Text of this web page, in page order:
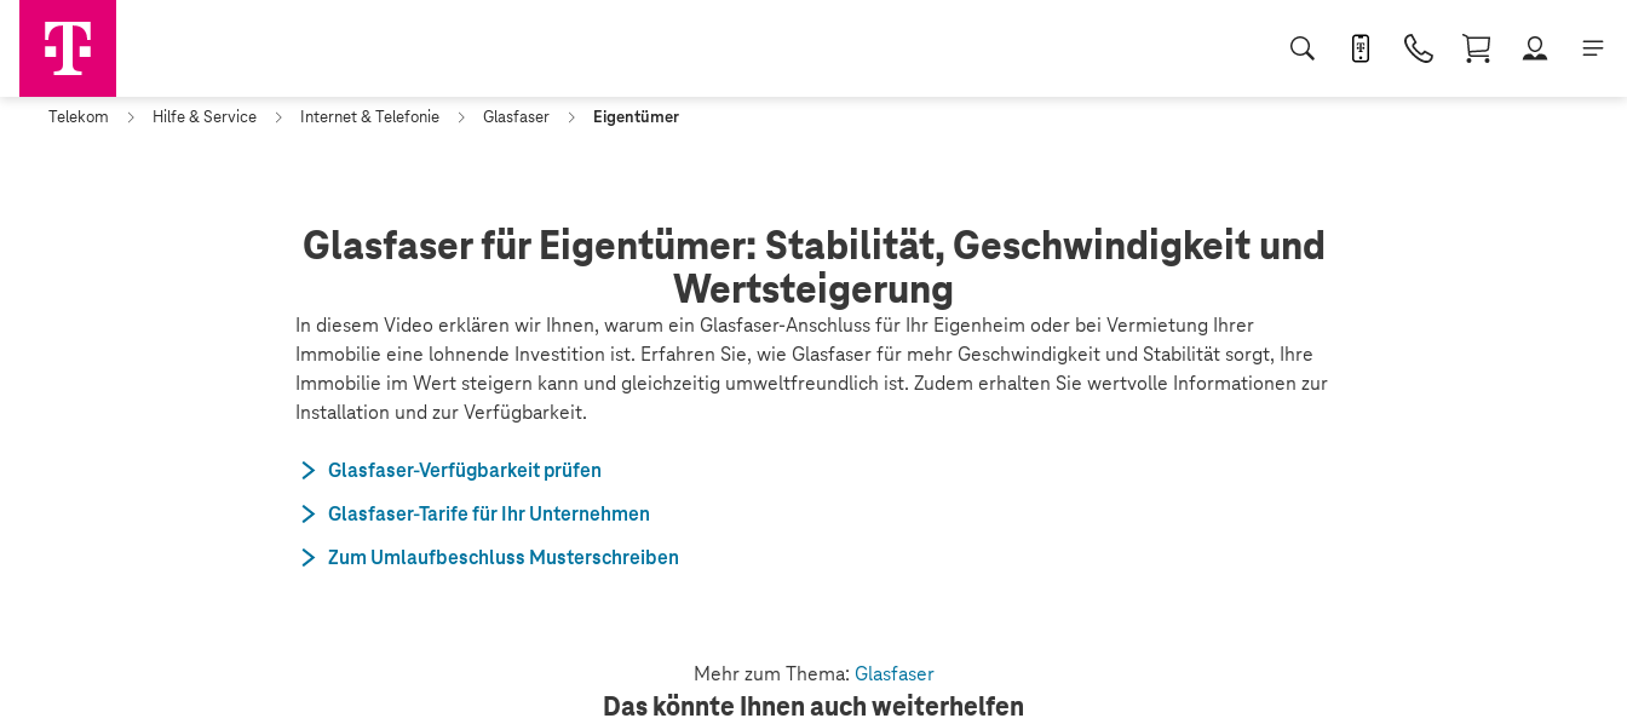
Telekom Hilfe & Service Internet & Telefonie Glasfaser Eigentümer
Glasfaser für Eigentümer: Stabilität, Geschwindigkeit und
Wertsteigerung
In diesem Video erklären wir Ihnen, warum ein Glasfaser-Anschluss für Ihr Eigenheim oder bei Vermietung Ihrer
Immobilie eine lohnende Investition ist. Erfahren Sie, wie Glasfaser für mehr Geschwindigkeit und Stabilität sorgt, Ihre
Immobilie im Wert steigern kann und gleichzeitig umweltfreundlich ist. Zudem erhalten Sie wertvolle Informationen zur
Installation und zur Verfügbarkeit.
Glasfaser-Verfügbarkeit prüfen
Glasfaser-Tarife für Ihr Unternehmen
Zum Umlaufbeschluss Musterschreiben
Mehr zum Thema: Glasfaser
Das könnte Ihnen auch weiterhelfen